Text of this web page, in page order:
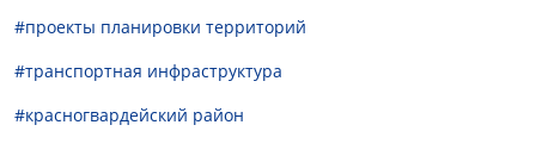
#проекты планировки территорий
#транспортная инфраструктура
#красногвардейский район